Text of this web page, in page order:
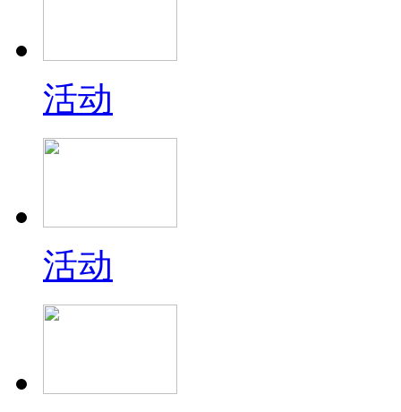
活动
活动